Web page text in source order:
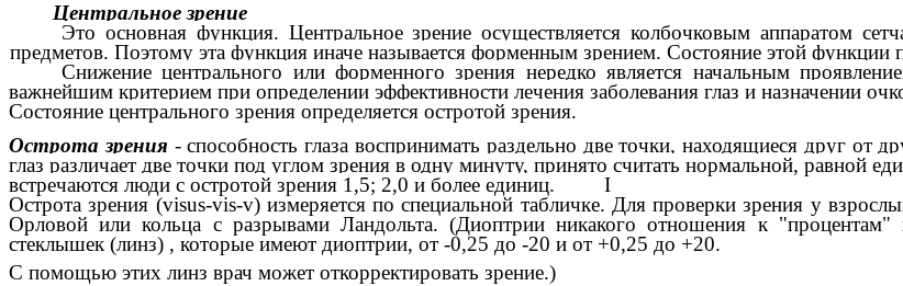
Центральное зрение
Это основная функция. Центральное зрение осуществляется колбочковым аппаратом
предметов. Поэтому эта функция иначе называется форменным зрением. Состояние этой функции
Снижение центрального или форменного зрения нередко является начальным
важнейшим критерием при определении эффективности лечения заболевания глаз и назначении
Состояние центрального зрения определяется остротой зрения.
Острота зрения - способность глаза воспринимать раздельно две точки, находящиеся друг от
глаз различает две точки под углом зрения в одну минуту, принято считать нормальной, равной
встречаются люди с остротой зрения 1,5; 2,0 и более единиц. I
Острота зрения (visus-vis-v) измеряется по специальной табличке. Для проверки зрения у
Орловой или кольца с разрывами Ландольта. (Диоптрии никакого отношения к
стеклышек (линз) , которые имеют диоптрии, от -0,25 до -20 и от +0,25 до +20.
С помощью этих линз врач может откорректировать зрение.)